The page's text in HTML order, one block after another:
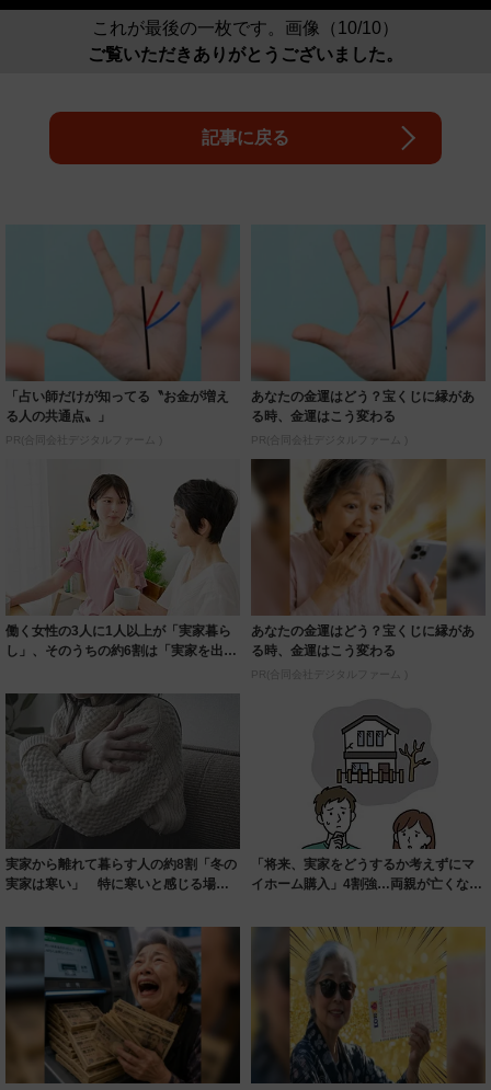
これが最後の一枚です。画像（10/10）
ご覧いただきありがとうございました。
記事に戻る
「占い師だけが知ってる〝お金が増え
る人の共通点〟」
PR(合同会社デジタルファーム )
あなたの金運はどう？宝くじに縁があ
る時、金運はこう変わる
PR(合同会社デジタルファーム )
働く女性の3人に1人以上が「実家暮ら
し」、そのうちの約6割は「実家を出る
あなたの金運はどう？宝くじに縁があ
る時、金運はこう変わる
PR(合同会社デジタルファーム )
実家から離れて暮らす人の約8割「冬の
実家は寒い」 特に寒いと感じる場所
「将来、実家をどうするか考えずにマ
イホーム購入」4割強…両親が亡くなっ